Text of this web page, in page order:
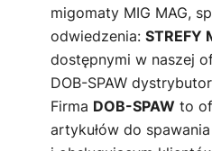
migomaty MIG MAG,
odwiedzenia: STREFY
dostępnymi w naszej
DOB-SPAW
Firma DOB-SPAW to
artykułów do